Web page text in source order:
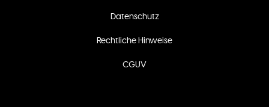
Datenschutz
Rechtliche Hinweise
CGUV